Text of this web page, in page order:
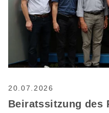
20.07.2026
Beiratssitzung des